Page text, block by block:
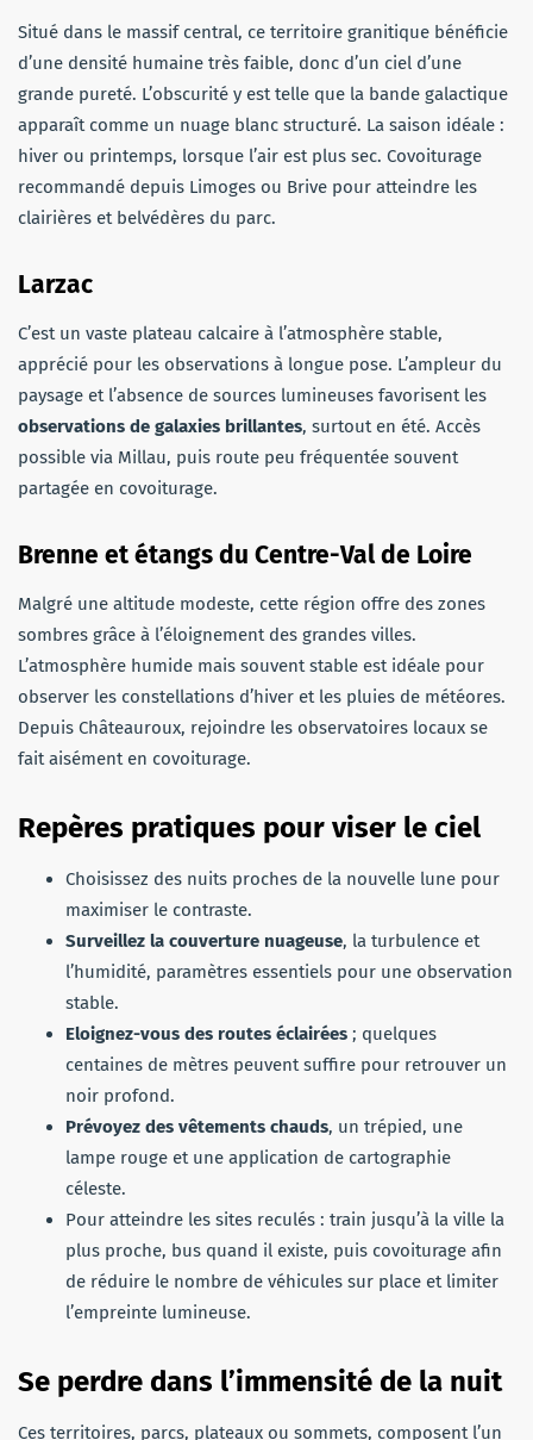
Situé dans le massif central, ce territoire granitique bénéficie
d’une densité humaine très faible, donc d’un ciel d’une
grande pureté. L’obscurité y est telle que la bande galactique
apparaît comme un nuage blanc structuré. La saison idéale :
hiver ou printemps, lorsque l’air est plus sec. Covoiturage
recommandé depuis Limoges ou Brive pour atteindre les
clairières et belvédères du parc.
Larzac
C’est un vaste plateau calcaire à l’atmosphère stable,
apprécié pour les observations à longue pose. L’ampleur du
paysage et l’absence de sources lumineuses favorisent les
observations de galaxies brillantes, surtout en été. Accès
possible via Millau, puis route peu fréquentée souvent
partagée en covoiturage.
Brenne et étangs du Centre-Val de Loire
Malgré une altitude modeste, cette région offre des zones
sombres grâce à l’éloignement des grandes villes.
L’atmosphère humide mais souvent stable est idéale pour
observer les constellations d’hiver et les pluies de météores.
Depuis Châteauroux, rejoindre les observatoires locaux se
fait aisément en covoiturage.
Repères pratiques pour viser le ciel
Choisissez des nuits proches de la nouvelle lune pour
maximiser le contraste.
Surveillez la couverture nuageuse, la turbulence et
l’humidité, paramètres essentiels pour une observation
stable.
Eloignez-vous des routes éclairées ; quelques
centaines de mètres peuvent suffire pour retrouver un
noir profond.
Prévoyez des vêtements chauds, un trépied, une
lampe rouge et une application de cartographie
céleste.
Pour atteindre les sites reculés : train jusqu’à la ville la
plus proche, bus quand il existe, puis covoiturage afin
de réduire le nombre de véhicules sur place et limiter
l’empreinte lumineuse.
Se perdre dans l’immensité de la nuit
Ces territoires, parcs, plateaux ou sommets, composent l’un